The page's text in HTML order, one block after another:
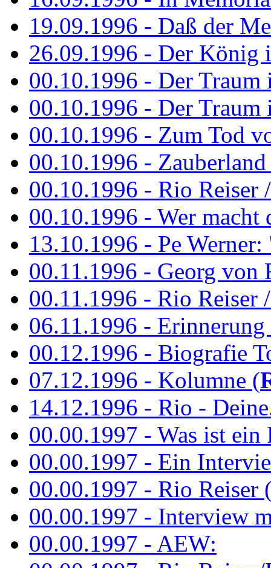
19.09.1996 - Daß der
26.09.1996 - Der König
00.10.1996 - Der Traum
00.10.1996 - Der Traum
00.10.1996 - Zum Tod
00.10.1996 -
00.10.1996 - Rio Reiser
00.10.1996 - Wer macht
13.10.1996 - Pe
00.11.1996 - Georg von
00.11.1996 - Rio Reiser
06.11.1996 -
00.12.1996 - Biografie
07.12.1996 - Kolumne (
14.12.1996 - Rio -
00.00.1997 - Was ist ein
00.00.1997 - Ein
00.00.1997 - Rio Reiser
00.00.1997 - Interview
00.00.1997 - AEW: